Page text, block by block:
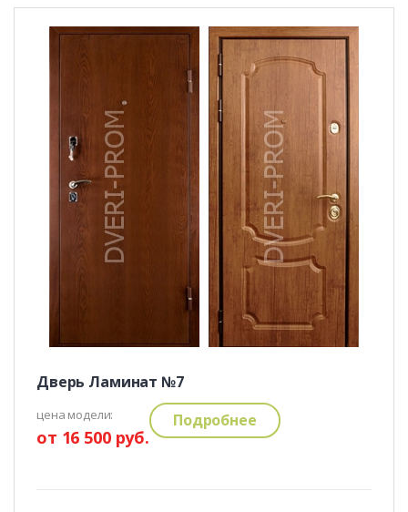
Дверь Ламинат №7
цена модели:
от 16 500 руб.
Подробнее